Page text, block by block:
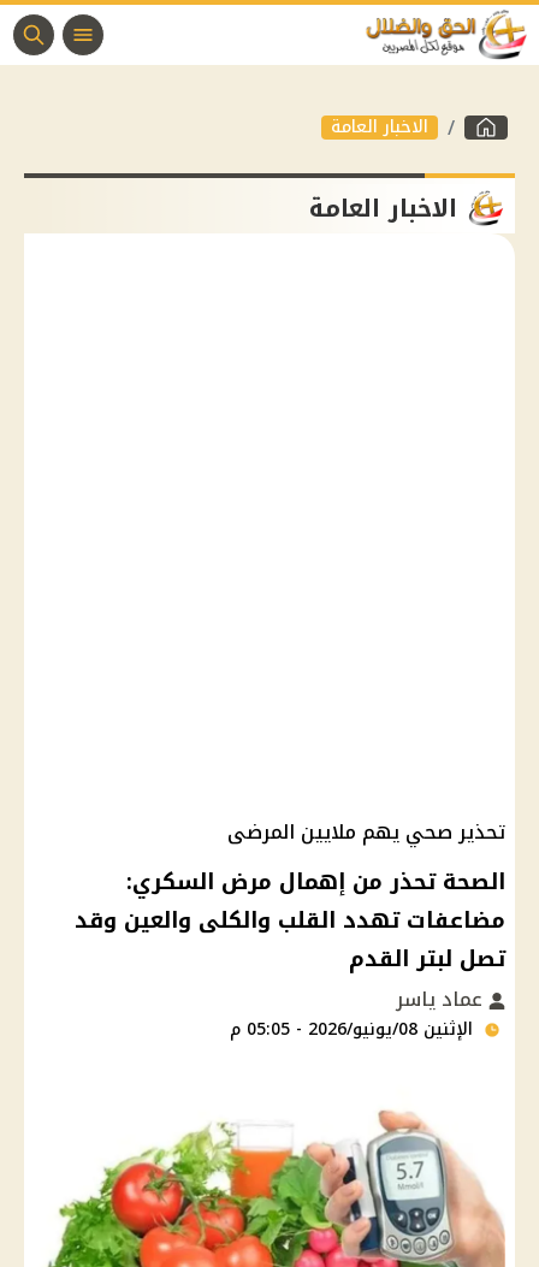
الاخبار العامة
الاخبار العامة
تحذير صحي يهم ملايين المرضى
الصحة تحذر من إهمال مرض السكري:
مضاعفات تهدد القلب والكلى والعين وقد
تصل لبتر القدم
عماد ياسر
الإثنين 08/يونيو/2026 - 05:05 م